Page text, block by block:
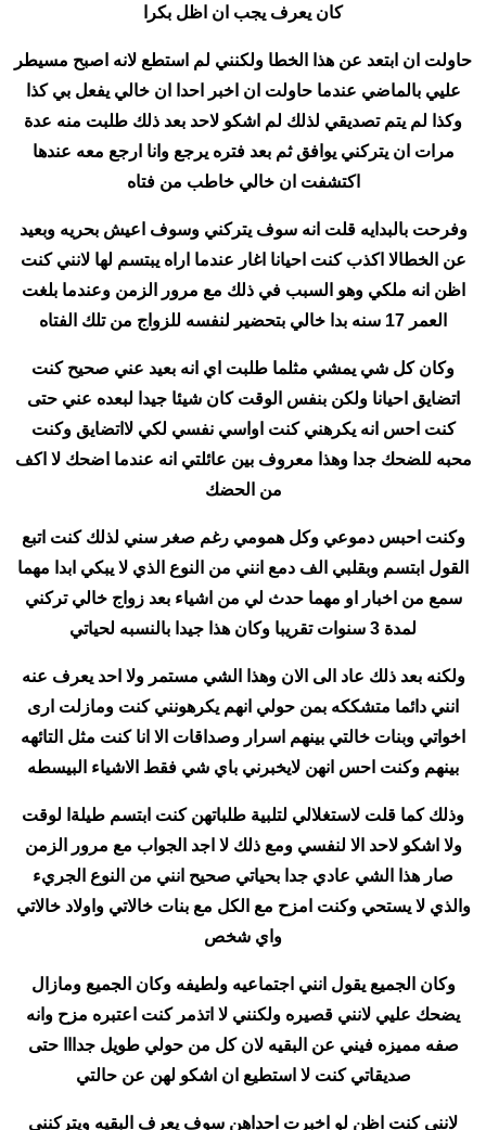
كان يعرف يجب ان اظل بكرا
حاولت ان ابتعد عن هذا الخطا ولكنني لم استطع لانه اصبح مسيطر
عليي بالماضي عندما حاولت ان اخبر احدا ان خالي يفعل بي كذا
وكذا لم يتم تصديقي لذلك لم اشكو لاحد بعد ذلك طلبت منه عدة
مرات ان يتركني يوافق ثم بعد فتره يرجع وانا ارجع معه عندها
اكتشفت ان خالي خاطب من فتاه
وفرحت بالبدايه قلت انه سوف يتركني وسوف اعيش بحريه وبعيد
عن الخطالا اكذب كنت احيانا اغار عندما اراه يبتسم لها لانني كنت
اظن انه ملكي وهو السبب في ذلك مع مرور الزمن وعندما بلغت
العمر 17 سنه بدا خالي بتحضير لنفسه للزواج من تلك الفتاه
وكان كل شي يمشي مثلما طلبت اي انه بعيد عني صحيح كنت
اتضايق احيانا ولكن بنفس الوقت كان شيئا جيدا لبعده عني حتى
كنت احس انه يكرهني كنت اواسي نفسي لكي لااتضايق وكنت
محبه للضحك جدا وهذا معروف بين عائلتي انه عندما اضحك لا اكف
من الحضك
وكنت احبس دموعي وكل همومي رغم صغر سني لذلك كنت اتبع
القول ابتسم وبقلبي الف دمع انني من النوع الذي لا يبكي ابدا مهما
سمع من اخبار او مهما حدث لي من اشياء بعد زواج خالي تركني
لمدة 3 سنوات تقريبا وكان هذا جيدا بالنسبه لحياتي
ولكنه بعد ذلك عاد الى الان وهذا الشي مستمر ولا احد يعرف عنه
انني دائما متشككه بمن حولي انهم يكرهونني كنت ومازلت ارى
اخواتي وبنات خالتي بينهم اسرار وصداقات الا انا كنت مثل التائهه
بينهم وكنت احس انهن لايخبرني باي شي فقط الاشياء البيسطه
وذلك كما قلت لاستغلالي لتلبية طلباتهن كنت ابتسم طيلةا لوقت
ولا اشكو لاحد الا لنفسي ومع ذلك لا اجد الجواب مع مرور الزمن
صار هذا الشي عادي جدا بحياتي صحيح انني من النوع الجريء
والذي لا يستحي وكنت امزح مع الكل مع بنات خالاتي واولاد خالاتي
واي شخص
وكان الجميع يقول انني اجتماعيه ولطيفه وكان الجميع ومازال
يضحك عليي لانني قصيره ولكنني لا اتذمر كنت اعتبره مزح وانه
صفه مميزه فيني عن البقيه لان كل من حولي طويل جدااا حتى
صديقاتي كنت لا استطيع ان اشكو لهن عن حالتي
لانني كنت اظن لو اخبرت احداهن سوف يعرف البقيه ويتركنني